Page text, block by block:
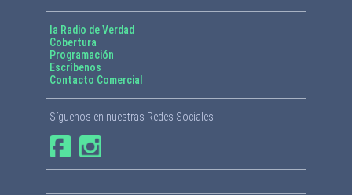
la Radio de Verdad
Cobertura
Programación
Escríbenos
Contacto Comercial
Síguenos en nuestras Redes Sociales